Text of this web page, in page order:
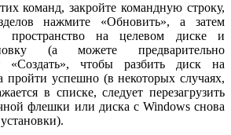
команд, закройте командную строку,
нажмите «Обновить», а затем
пространство на целевом диске и
(а можете предварительно
«Создать», чтобы разбить диск на
пройти успешно (в некоторых случаях,
в списке, следует перезагрузить
флешки или диска с Windows снова